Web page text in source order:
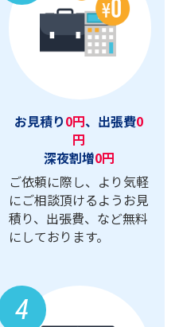
お見積り0円、出張費0
円
深夜割増0円
ご依頼に際し、より気軽
にご相談頂けるようお見
積り、出張費、など無料
にしております。
4